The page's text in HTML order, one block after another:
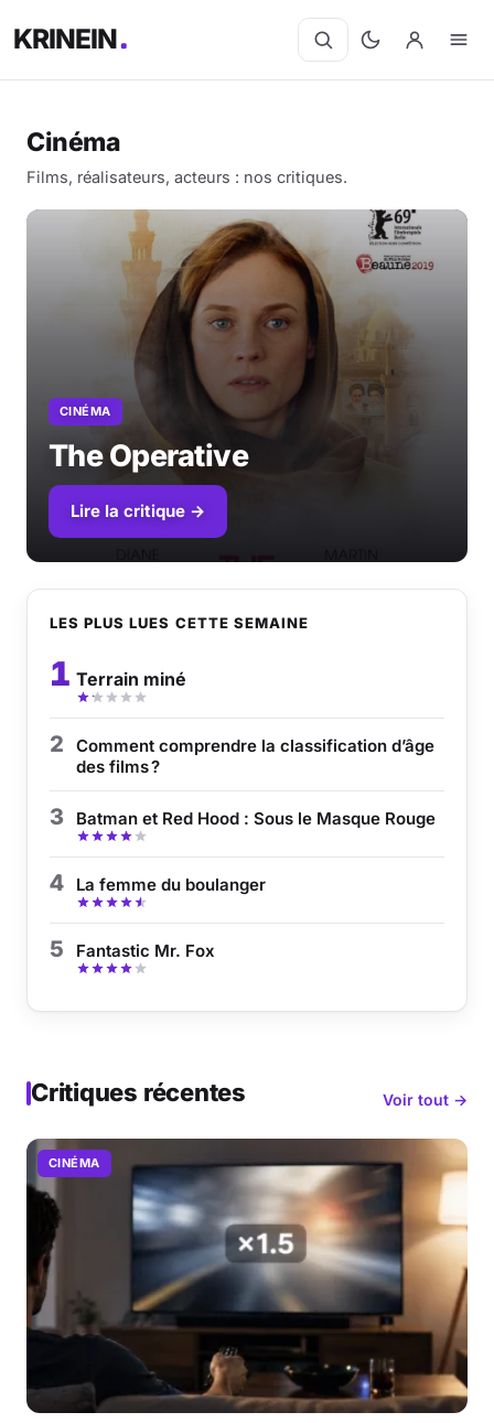
KRINEIN
Cinéma
Films, réalisateurs, acteurs : nos critiques.
CINÉMA
The Operative
Lire la critique →
LES PLUS LUES CETTE SEMAINE
1 Terrain miné
2
Comment comprendre la classification d’âge
des films ?
3 Batman et Red Hood : Sous le Masque Rouge
4 La femme du boulanger
5 Fantastic Mr. Fox
Critiques récentes Voir tout →
CINÉMA